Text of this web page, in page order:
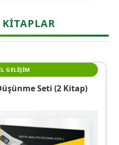
KITAPLAR
GELIŞIM
Seti (2 Kitap)